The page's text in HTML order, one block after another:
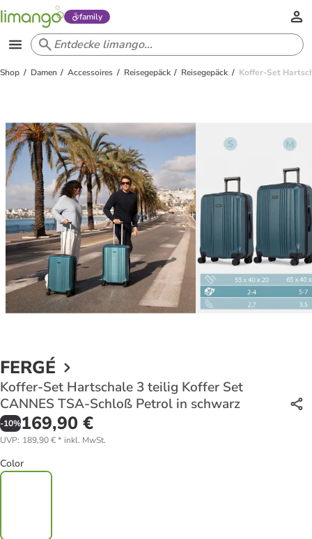
family
Shop Damen Accessoires Reisegepäck Reisegepäck Koffer-Set
FERGÉ
Koffer-Set Hartschale 3 teilig Koffer Set
CANNES TSA-Schloß Petrol in schwarz
-10%169,90 €
UVP: 189,90 €* inkl. MwSt.
Color